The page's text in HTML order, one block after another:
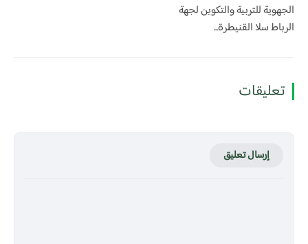
الجهوية للتربية والتكوين لجهة
الرباط سلا القنيطرة...
تعليقات
إرسال تعليق